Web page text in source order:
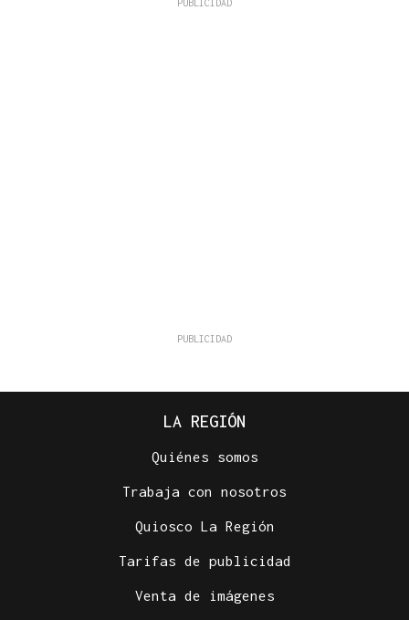
LA REGIÓN
Quiénes somos
Trabaja con nosotros
Quiosco La Región
Tarifas de publicidad
Venta de imágenes